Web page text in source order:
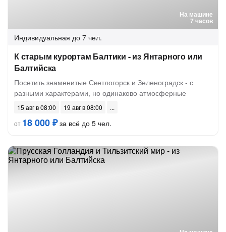
На машине
7 часов
Индивидуальная до 7 чел.
К старым курортам Балтики - из Янтарного или
Балтийска
Посетить знаменитые Светлогорск и Зеленоградск - с
разными характерами, но одинаково атмосферные
15 авг в 08:00
19 авг в 08:00
от 18 000 ₽за всё до 5 чел.